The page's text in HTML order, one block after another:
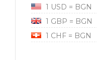
1 USD = BGN
1 GBP = BGN
1 CHF = BGN